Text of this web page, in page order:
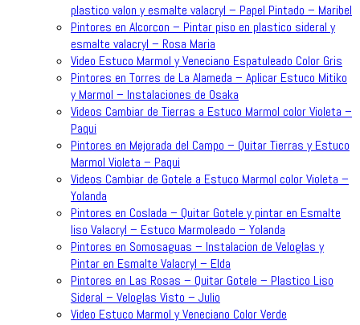
plastico valon y esmalte valacryl – Papel Pintado – Maribel
Pintores en Alcorcon – Pintar piso en plastico sideral y
esmalte valacryl – Rosa Maria
Video Estuco Marmol y Veneciano Espatuleado Color Gris
Pintores en Torres de La Alameda – Aplicar Estuco Mitiko
y Marmol – Instalaciones de Osaka
Videos Cambiar de Tierras a Estuco Marmol color Violeta –
Paqui
Pintores en Mejorada del Campo – Quitar Tierras y Estuco
Marmol Violeta – Paqui
Videos Cambiar de Gotele a Estuco Marmol color Violeta –
Yolanda
Pintores en Coslada – Quitar Gotele y pintar en Esmalte
liso Valacryl – Estuco Marmoleado – Yolanda
Pintores en Somosaguas – Instalacion de Veloglas y
Pintar en Esmalte Valacryl – Elda
Pintores en Las Rosas – Quitar Gotele – Plastico Liso
Sideral – Veloglas Visto – Julio
Video Estuco Marmol y Veneciano Color Verde